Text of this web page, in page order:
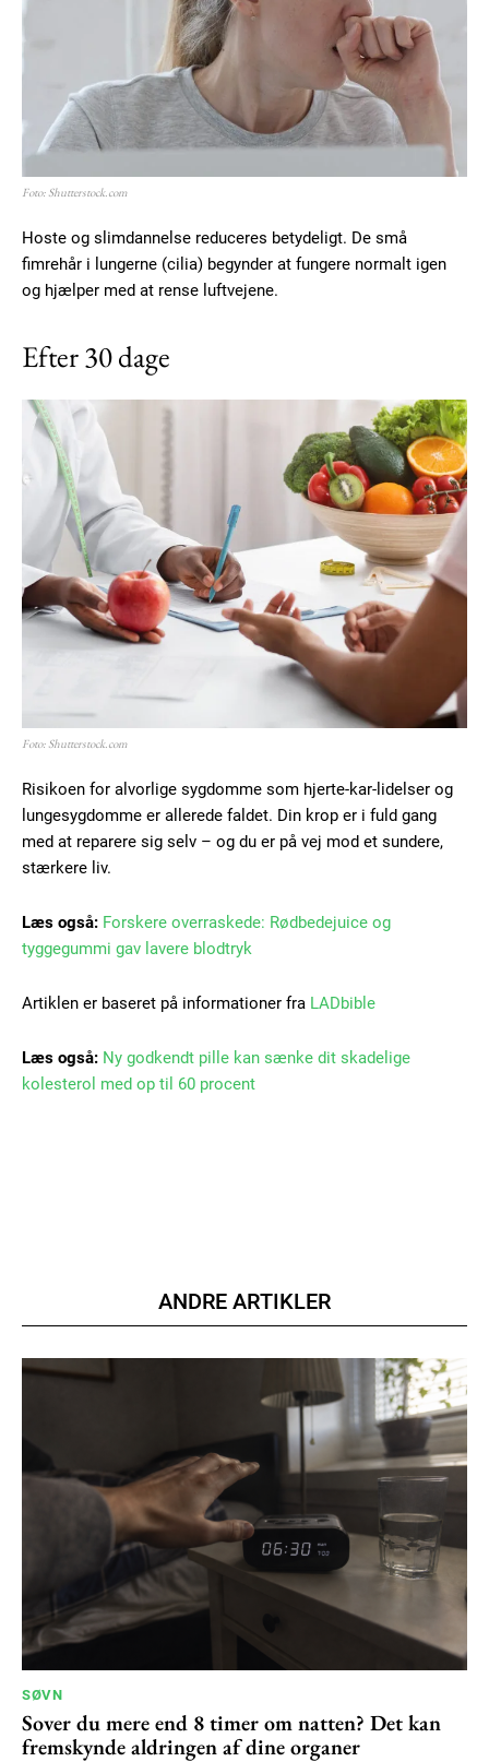
Foto: Shutterstock.com
Hoste og slimdannelse reduceres betydeligt. De små
fimrehår i lungerne (cilia) begynder at fungere normalt igen
og hjælper med at rense luftvejene.
Efter 30 dage
Foto: Shutterstock.com
Risikoen for alvorlige sygdomme som hjerte-kar-lidelser og
lungesygdomme er allerede faldet. Din krop er i fuld gang
med at reparere sig selv – og du er på vej mod et sundere,
stærkere liv.
Læs også: Forskere overraskede: Rødbedejuice og
tyggegummi gav lavere blodtryk
Artiklen er baseret på informationer fra LADbible
Læs også: Ny godkendt pille kan sænke dit skadelige
kolesterol med op til 60 procent
ANDRE ARTIKLER
SØVN
Sover du mere end 8 timer om natten? Det kan
fremskynde aldringen af dine organer